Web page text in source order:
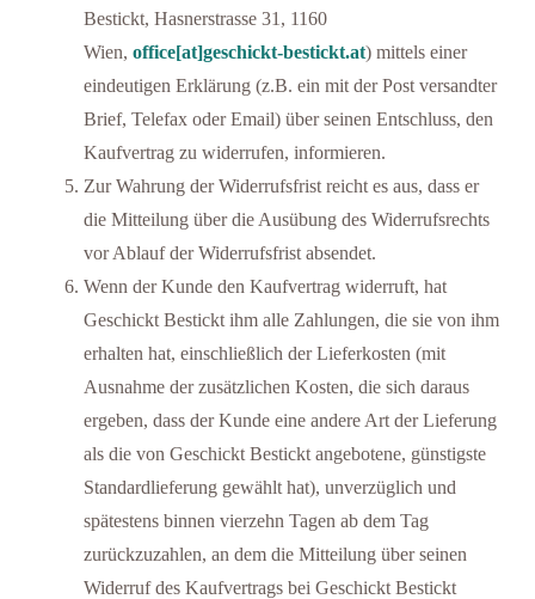
Bestickt, Hasnerstrasse 31, 1160
Wien, office[at]geschickt-bestickt.at) mittels einer
eindeutigen Erklärung (z.B. ein mit der Post versandter
Brief, Telefax oder Email) über seinen Entschluss, den
Kaufvertrag zu widerrufen, informieren.
Zur Wahrung der Widerrufsfrist reicht es aus, dass er
die Mitteilung über die Ausübung des Widerrufsrechts
vor Ablauf der Widerrufsfrist absendet.
Wenn der Kunde den Kaufvertrag widerruft, hat
Geschickt Bestickt ihm alle Zahlungen, die sie von ihm
erhalten hat, einschließlich der Lieferkosten (mit
Ausnahme der zusätzlichen Kosten, die sich daraus
ergeben, dass der Kunde eine andere Art der Lieferung
als die von Geschickt Bestickt angebotene, günstigste
Standardlieferung gewählt hat), unverzüglich und
spätestens binnen vierzehn Tagen ab dem Tag
zurückzuzahlen, an dem die Mitteilung über seinen
Widerruf des Kaufvertrags bei Geschickt Bestickt